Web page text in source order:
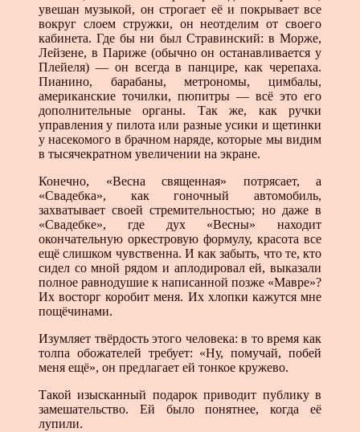
увешан музыкой, он строгает её и покрывает все
вокруг слоем стружки, он неотделим от своего
кабинета. Где бы ни был Стравинский: в Морже,
Лейзене, в Париже (обычно он останавливается у
Плейеля) — он всегда в панцире, как черепаха.
Пианино, барабаны, метрономы, цимбалы,
американские точилки, пюпитры — всё это его
дополнительные органы. Так же, как ручки
управления у пилота или разные усики и щетинки
у насекомого в брачном наряде, которые мы видим
в тысячекратном увеличении на экране.
Конечно, «Весна священная» потрясает, а
«Свадебка», как гоночный автомобиль,
захватывает своей стремительностью; но даже в
«Свадебке», где дух «Весны» находит
окончательную оркестровую формулу, красота все
ещё слишком чувственна. И как забыть, что те, кто
сидел со мной рядом и аплодировал ей, выказали
полное равнодушие к написанной позже «Мавре»?
Их восторг коробит меня. Их хлопки кажутся мне
пощёчинами.
Изумляет твёрдость этого человека: в то время как
толпа обожателей требует: «Ну, помучай, побей
меня ещё», он предлагает ей тонкое кружево.
Такой изысканный подарок приводит публику в
замешательство. Ей было понятнее, когда её
лупили.